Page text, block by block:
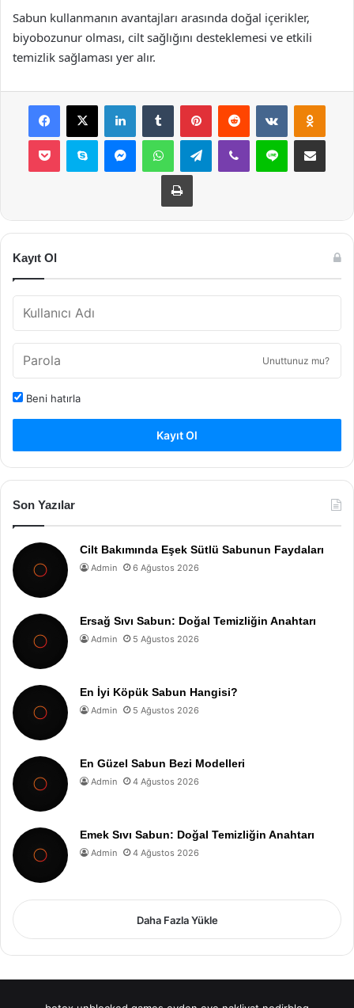
Sabun kullanmanın avantajları arasında doğal içerikler,
biyobozunur olması, cilt sağlığını desteklemesi ve etkili
temizlik sağlaması yer alır.
Facebook
X LinkedInTumblr PinterestReddit VKontakte
Pocket Skype MessengerWhatsAppTelegramViber Line E-Posta ile
Yazdır
Kayıt Ol
Unuttunuz mu?
Beni hatırla
Kayıt Ol
Son Yazılar
Cilt Bakımında Eşek Sütlü Sabunun Faydaları
Admin 6 Ağustos 2026
Ersağ Sıvı Sabun: Doğal Temizliğin Anahtarı
Admin 5 Ağustos 2026
En İyi Köpük Sabun Hangisi?
Admin 5 Ağustos 2026
En Güzel Sabun Bezi Modelleri
Admin 4 Ağustos 2026
Emek Sıvı Sabun: Doğal Temizliğin Anahtarı
Admin 4 Ağustos 2026
Daha Fazla Yükle